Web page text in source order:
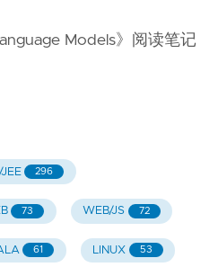
Models》阅读笔记
296
73 WEB/JS 72
61 LINUX 53